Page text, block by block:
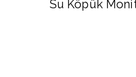
Su Köpük